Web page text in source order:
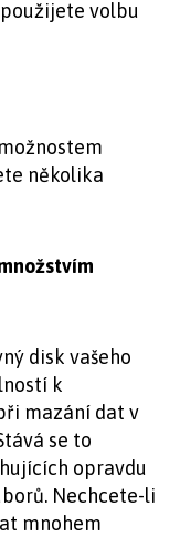
volbu
několika
disk vašeho
k
mazání dat v
se to
opravdu
Nechcete-li
mnohem